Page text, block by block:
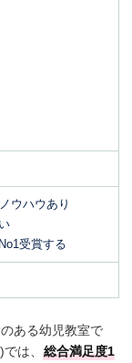
ウハウあり
受賞する
ある幼児教室で
は、 総合満足度1